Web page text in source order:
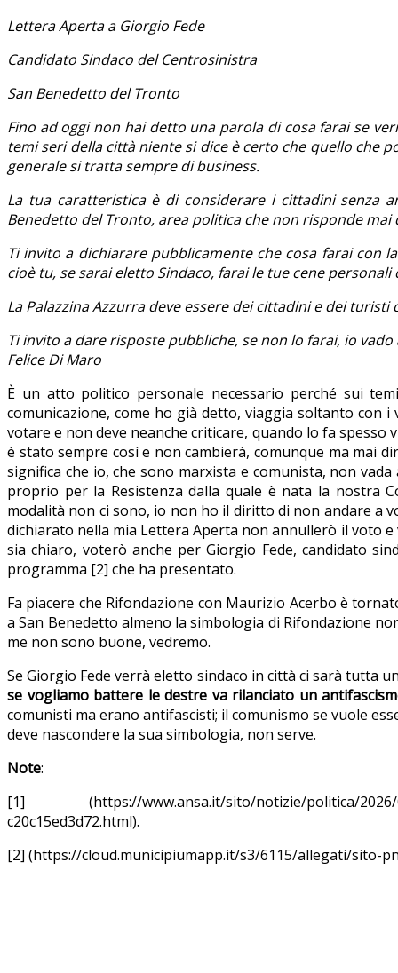
Lettera Aperta a Giorgio Fede
Candidato Sindaco del Centrosinistra
San Benedetto del Tronto
Fino ad oggi non hai detto una parola di cosa farai se
temi seri della città niente si dice è certo che quello che
generale si tratta sempre di business.
La tua caratteristica è di considerare i cittadini senza
Benedetto del Tronto, area politica che non risponde
Ti invito a dichiarare pubblicamente che cosa farai con
cioè tu, se sarai eletto Sindaco, farai le tue cene
La Palazzina Azzurra deve essere dei cittadini e dei
Ti invito a dare risposte pubbliche, se non lo farai, io
Felice Di Maro
È un atto politico personale necessario perché sui
comunicazione, come ho già detto, viaggia soltanto con
votare e non deve neanche criticare, quando lo fa
è stato sempre così e non cambierà, comunque ma mai
significa che io, che sono marxista e comunista, non
proprio per la Resistenza dalla quale è nata la nostra
modalità non ci sono, io non ho il diritto di non andare a
dichiarato nella mia Lettera Aperta non annullerò il voto
sia chiaro, voterò anche per Giorgio Fede, candidato
programma [2] che ha presentato.
Fa piacere che Rifondazione con Maurizio Acerbo è
a San Benedetto almeno la simbologia di Rifondazione
me non sono buone, vedremo.
Se Giorgio Fede verrà eletto sindaco in città ci sarà tutta
se vogliamo battere le destre va rilanciato un
comunisti ma erano antifascisti; il comunismo se vuole
deve nascondere la sua simbologia, non serve.
Note:
[1] (https://www.ansa.it/sito/notizie/politica/2026/04/
c20c15ed3d72.html).
[2] (https://cloud.municipiumapp.it/s3/6115/allegati/sito-